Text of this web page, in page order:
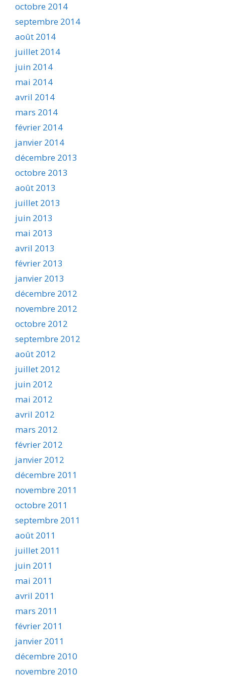
octobre 2014
septembre 2014
août 2014
juillet 2014
juin 2014
mai 2014
avril 2014
mars 2014
février 2014
janvier 2014
décembre 2013
octobre 2013
août 2013
juillet 2013
juin 2013
mai 2013
avril 2013
février 2013
janvier 2013
décembre 2012
novembre 2012
octobre 2012
septembre 2012
août 2012
juillet 2012
juin 2012
mai 2012
avril 2012
mars 2012
février 2012
janvier 2012
décembre 2011
novembre 2011
octobre 2011
septembre 2011
août 2011
juillet 2011
juin 2011
mai 2011
avril 2011
mars 2011
février 2011
janvier 2011
décembre 2010
novembre 2010